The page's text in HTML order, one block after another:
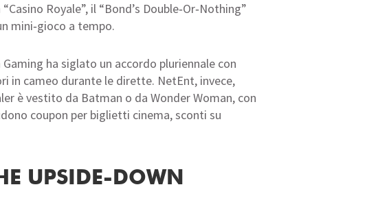
Royale”, il “Bond’s Double‑Or‑Nothing”
mini‑gioco a tempo.
ha siglato un accordo pluriennale con
in cameo durante le dirette. NetEnt, invece,
è vestito da Batman o da Wonder Woman, con
coupon per biglietti cinema, sconti su
UPSIDE‑DOWN